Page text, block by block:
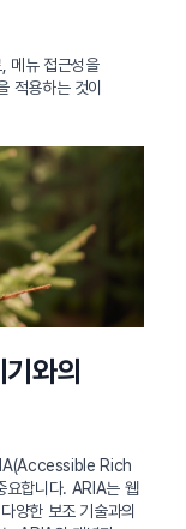
메뉴 접근성을
적용하는 것이
와의
Rich
합니다. ARIA는 웹
양한 보조 기술과의